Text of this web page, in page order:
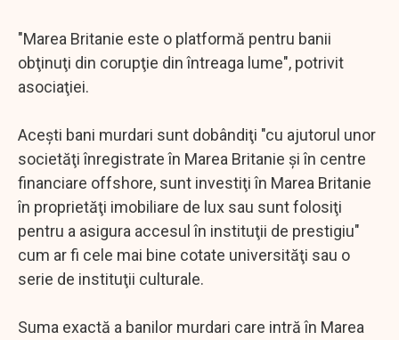
"Marea Britanie este o platformă pentru banii
obţinuţi din corupţie din întreaga lume", potrivit
asociaţiei.
Aceşti bani murdari sunt dobândiţi "cu ajutorul unor
societăţi înregistrate în Marea Britanie şi în centre
financiare offshore, sunt investiţi în Marea Britanie
în proprietăţi imobiliare de lux sau sunt folosiţi
pentru a asigura accesul în instituţii de prestigiu"
cum ar fi cele mai bine cotate universităţi sau o
serie de instituţii culturale.
Suma exactă a banilor murdari care intră în Marea